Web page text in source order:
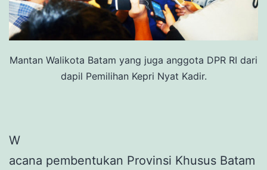
Mantan Walikota Batam yang juga anggota DPR RI dari
dapil Pemilihan Kepri Nyat Kadir.
W
acana pembentukan Provinsi Khusus Batam